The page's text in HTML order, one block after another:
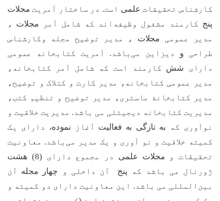
کارشناس تحقیقاتعلمی است. در ساختار آمریت مجلات
پنج کارمند مشغول وظیفه اند که شامل آمر مجلات ،
مدیر عمومی مجلات
، مدیر توضیح مجله وکارشناس
طراحی و دیزاین می باشد. آمریت کتابخانه عمومی
دارای شش کارمند است که شامل آمر کتابخانه،
مدیر عمومی کتابخانه، مدیر کارت و کتلاک و توضیح،
مدیر کتابخانۀ
ماستری، مدیر توضیح و تنظیم کتب،
مدیریت کتابخانه دیجیتلی می باشد. مدیریت خلاقیت و
نوآوری که به تازگی به فعالیت آغاز نموده، دارای یک
کمیته خلاقیت و نو آوری و یک مدیر می باشد. معاونیت
تحقیقات و مجلات علمی در مجموع دارای (8
) هشت
ژورنال می باشد که پنج آن داخلی و چهار مجله آن
بین المللی می باشد. این معاونیت دارای دو کمیته و